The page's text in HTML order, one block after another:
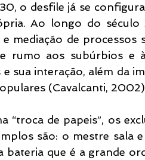
o desfile já se
Ao longo do século
e mediação de
rumo aos subúrbios e
e sua interação, além da
(Cavalcanti,
“troca de papeis”, os
são: o mestre sala
bateria que é a grande